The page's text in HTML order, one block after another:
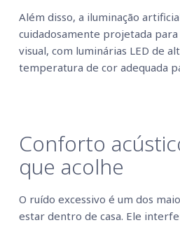
Além disso, a iluminação
cuidadosamente projetada
visual, com luminárias LED de
temperatura de cor adequada
Conforto
que acolhe
O ruído excessivo é um dos
estar dentro de casa. Ele